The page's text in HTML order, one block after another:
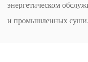
энергетическом
и промышленных